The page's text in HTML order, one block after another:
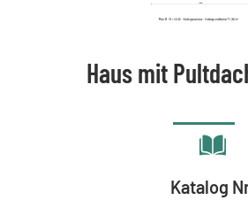
Haus mit
Katalog